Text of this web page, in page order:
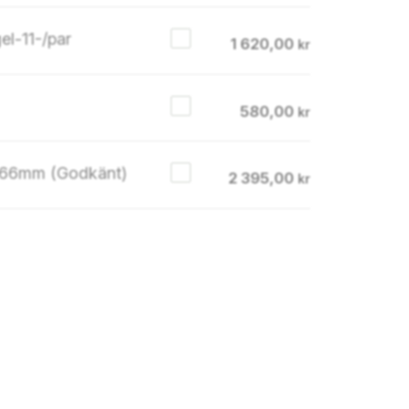
11-/par 1 620,00 kr
580,00 kr
Combilock Blå 66mm (Godkänt) 2 395,00 kr